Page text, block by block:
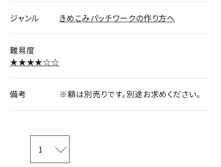
ジャンル きめこみパッチワークの作り方へ
難易度
★★★★☆☆
備考 ※額は別売りです。別途お求めください。